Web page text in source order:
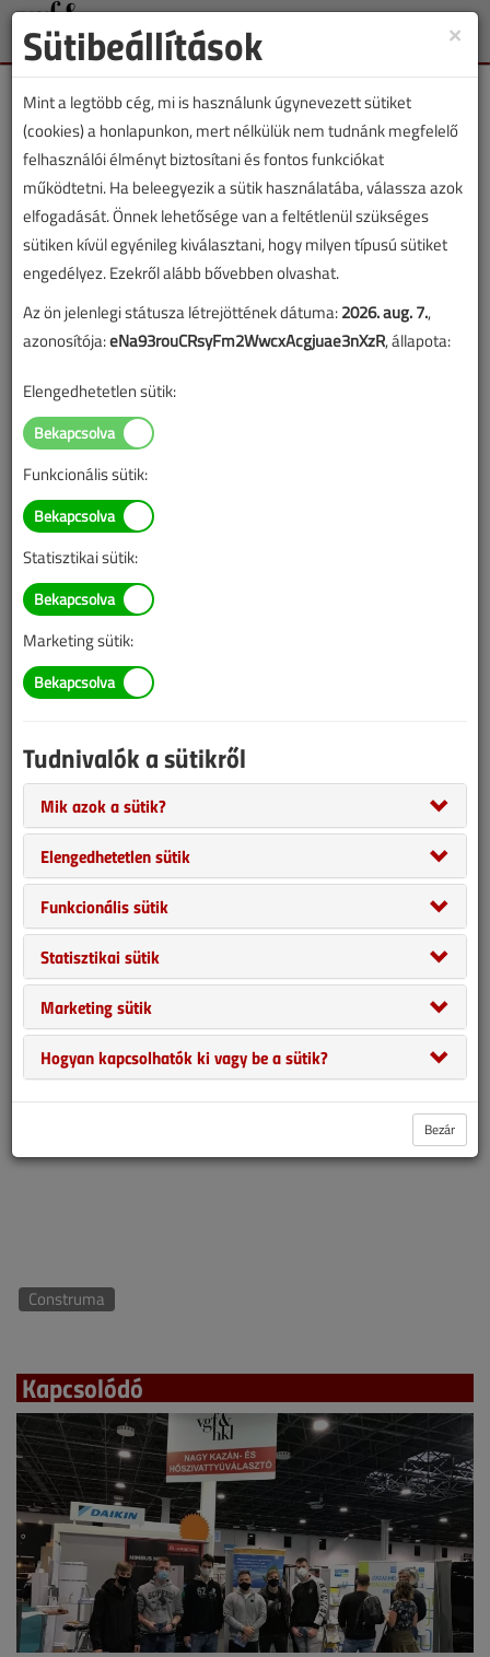
Toggle
Találkozzunk a Construmán!
2020. október 7. | Matis Bálint | 28 049 |
energiaigényre vonatkozó követelmények teljesítése esetén
kaphatnak használatbavételi engedélyt? Bővebb információkért
látogasson ki a Construmára! Találkozzunk a VGF&HKL standján:
„A” pavilon, 105B.
Construma
Kapcsolódó
×
Sütibeállítások
Mint a legtöbb cég, mi is használunk úgynevezett sütiket
(cookies) a honlapunkon, mert nélkülük nem tudnánk megfelelő
felhasználói élményt biztosítani és fontos funkciókat
működtetni. Ha beleegyezik a sütik használatába, válassza azok
elfogadását. Önnek lehetősége van a feltétlenül szükséges
sütiken kívül egyénileg kiválasztani, hogy milyen típusú sütiket
engedélyez. Ezekről alább bővebben olvashat.
Az ön jelenlegi státusza létrejöttének dátuma:2026. aug. 7.,
azonosítója:eNa93rouCRsyFm2WwcxAcgjuae3nXzR, állapota:
Elengedhetetlen sütik:
Funkcionális sütik:
Statisztikai sütik:
Marketing sütik:
Tudnivalók a sütikről
Mik azok a sütik?
Elengedhetetlen sütik
Funkcionális sütik
Statisztikai sütik
Marketing sütik
Hogyan kapcsolhatók ki vagy be a sütik?
Bezár